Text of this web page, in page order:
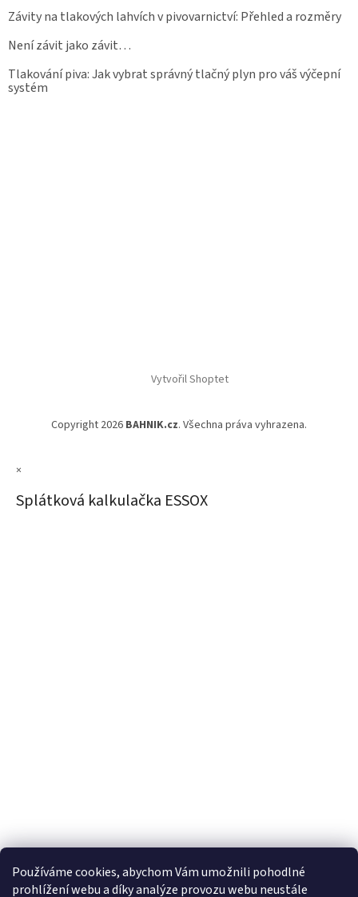
Používáme cookies, abychom Vám umožnili pohodlné
prohlížení webu a díky analýze provozu webu neustále
Závity na tlakových lahvích v pivovarnictví: Přehled a rozměry
Není závit jako závit…
Tlakování piva: Jak vybrat správný tlačný plyn pro váš výčepní
systém
Vytvořil Shoptet
Copyright 2026 BAHNIK.cz. Všechna práva vyhrazena.
×
Splátková kalkulačka ESSOX